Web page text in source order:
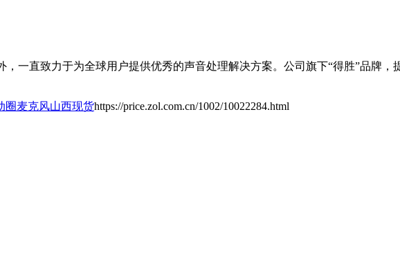
一直致力于为全球用户提供优秀的声音处理解决方案。公司旗下“得胜”品牌，
圈麦克风山西现货https://price.zol.com.cn/1002/10022284.html